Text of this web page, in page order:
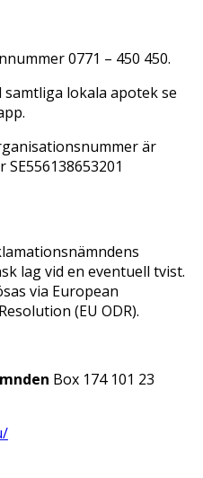
0771 – 450 450.
lokala apotek se
är
lag vid en eventuell tvist.
via European
(EU ODR).
Box 174 101 23